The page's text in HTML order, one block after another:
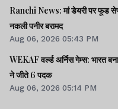
Ranchi News: मां डेयरी पर फूड
नकली पनीर बरामद
Aug 06, 2026 05:43 PM
WEKAF वर्ल्ड अर्निस गेम्स: भारत
ने जीते 6 पदक
Aug 06, 2026 05:14 PM